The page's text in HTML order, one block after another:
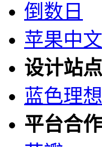
倒数日
苹果中
设计站
蓝色理想
平台合